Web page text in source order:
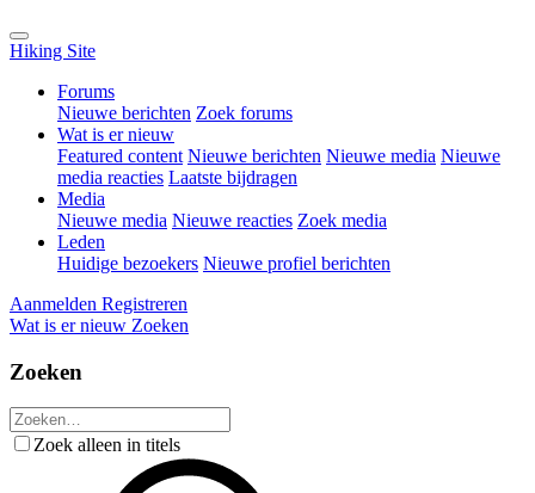
Hiking Site
Forums
Nieuwe berichten Zoek forums
Wat is er nieuw
Featured content Nieuwe berichten Nieuwe media Nieuwe
media reacties Laatste bijdragen
Media
Nieuwe media Nieuwe reacties Zoek media
Leden
Huidige bezoekers Nieuwe profiel berichten
Aanmelden Registreren
Wat is er nieuw Zoeken
Zoeken
Zoek alleen in titels